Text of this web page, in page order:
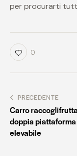
per procurarti
0
PRECEDENTE
Carro
doppia piattaforma
elevabile